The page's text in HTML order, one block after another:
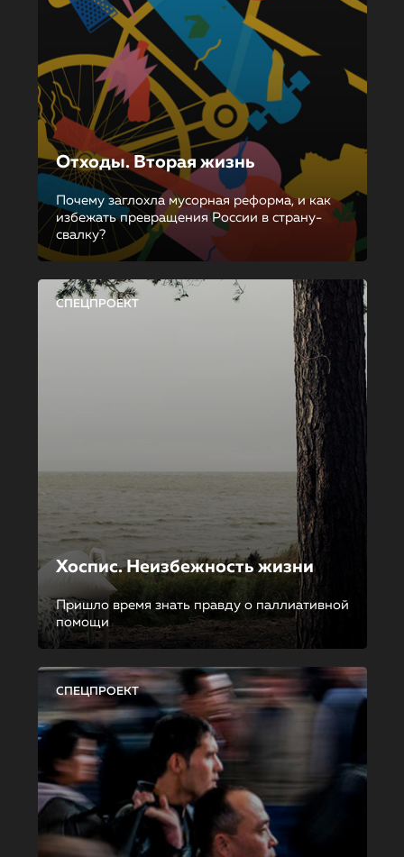
Отходы. Вторая жизнь
Почему заглохла мусорная реформа, и как
избежать превращения России в страну-
свалку?
СПЕЦПРОЕКТ
Хоспис. Неизбежность жизни
Пришло время знать правду о паллиативной
помощи
СПЕЦПРОЕКТ